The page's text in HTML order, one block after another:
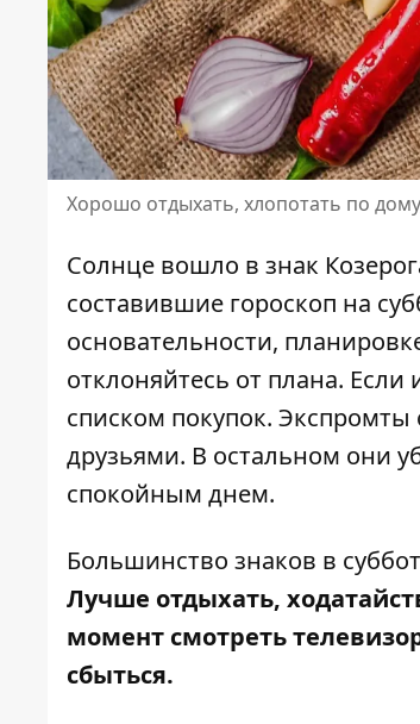
Хорошо отдыхать, хлопотать по
Солнце вошло в знак
составившие гороскоп на
основательности,
отклоняйтесь от плана.
списком покупок.
друзьями. В остальном они
спокойным днем.
Большинство знаков в
Лучше отдыхать,
момент смотреть
сбыться.